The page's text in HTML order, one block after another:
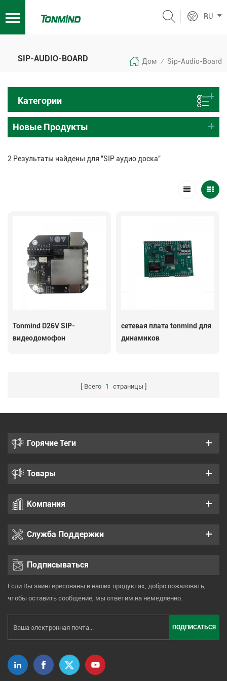
RU
SIP-AUDIO-BOARD Дом / Sip-Audio-Board
Категории
Новые Продукты
2 Результаты найдены для "SIP аудио доска"
Tonmind D26V SIP-
видеодомофон
сетевая плата tonmind для
динамиков
Всего 1 страницы
Горячие Теги
Товары
Компания
Служба Поддержки
Подписываться
Если Вы заинтересованы в наших продуктах, добро пожаловать,
чтобы оставить сообщение, мы ответим на немедленно.